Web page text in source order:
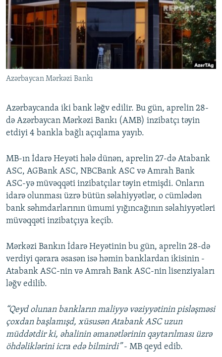
VIDEO
FOTOQALEREYA
İNFOQRAFIKA
RADIO ARXIV
OXU ZALI
AZƏRBAYCAN ƏDƏBIYYATI KITABXANASI
İSLAM VƏ DEMOKRATIYA
İZ - MƏDƏNIYYƏT PROQRAMI
HAQQIMIZDA
MISSIYAMIZ
PEŞƏ ETIKASI VƏ JURNALISTIKA STANDARTLARIMIZ
MATERIALLARIMIZDAN ISTIFADƏ
BIZIMLƏ ƏLAQƏ
XƏBƏR BÜLLETENLƏRIMIZ
Azərbaycan Mərkəzi Bankı
Azərbaycanda iki bank ləğv edilir. Bu gün, aprelin 28-
də Azərbaycan Mərkəzi Bankı (AMB) inzibatçı təyin
etdiyi 4 bankla bağlı açıqlama yayıb.
MB-ın İdarə Heyəti hələ dünən, aprelin 27-də Atabank
ASC, AGBank ASC, NBCBank ASC və Amrah Bank
ASC-yə müvəqqəti inzibatçılar təyin etmişdi. Onların
idarә olunması üzrә bütün sәlahiyyәtlәr, o cümlәdәn
bank sәhmdarlarının ümumi yığıncağının sәlahiyyәtlәri
müvәqqәti inzibatçıya keçib.
Mərkəzi Bankın İdarə Heyətinin bu gün, aprelin 28-də
verdiyi qərara əsasən isə həmin banklardan ikisinin -
Atabank ASC-nin və Amrah Bank ASC-nin lisenziyaları
ləğv edilib.
“Qeyd olunan bankların maliyyə vəziyyətinin pisləşməsi
çoxdan başlamışd, xüsusən Atabank ASC uzun
müddətdir ki, əhalinin əmanətlərinin qaytarılması üzrə
öhdəliklərini icra edə bilmirdi”- MB qeyd edib.